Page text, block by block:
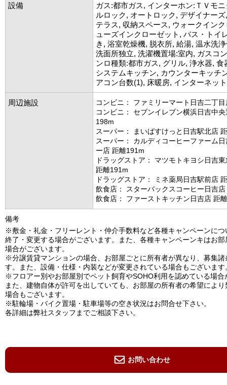
設備
ガス:都市ガス, インターホン:ＴＶモ
ルロック, オートロック, デザイナー
テラス, 収納スペース, ウォークイン
ューズインクローゼット, バス・トイ
き, 浴室乾燥機, 脱衣所, 給湯, 温水洗
洗面所独立, 洗濯機置場:室内, ガスコ
ンロ種類:都市ガス, グリル, 浄水器, 食
システムキッチン, カウンターキッチ
アコン台数(1), 床暖房, インターネッ
周辺施設
コンビニ： ファミリーマート日吉二丁
コンビニ： セブンイレブン横浜日吉中
198m
スーパー： まいばすけっと日吉駅北店
スーパー： カルディコーヒーファーム
ー店 距離191m
ドラッグストア： マツモトキヨシ日吉
距離191m
ドラッグストア： ミネ薬局日吉駅前店
飲食店： スターバックスコーヒー日吉
飲食店： ファーストキッチン日吉店 距
備考
※敷金・礼金・フリーレント・仲介手数料など各種キャンペーンにつ
終了・変更する場合がございます。また、各種キャンペーンキはお
場合がございます。
※分譲賃貸マンションの場合、お部屋ごとに所有者が異なり、募集諸
す。また、設備・仕様・内装などが変更されている場合もございます
※フロアー別やお部屋別でペット飼育やSOHO利用を認めている場合
また、建物自体が許可を出していても、お部屋の所有者の希望によ
場合もございます。
※駐輪場・バイク置場・駐車場等の空き状況はお問合せ下さい。
各詳細は弊社スタッフまでご相談下さい。
お問い合わせ